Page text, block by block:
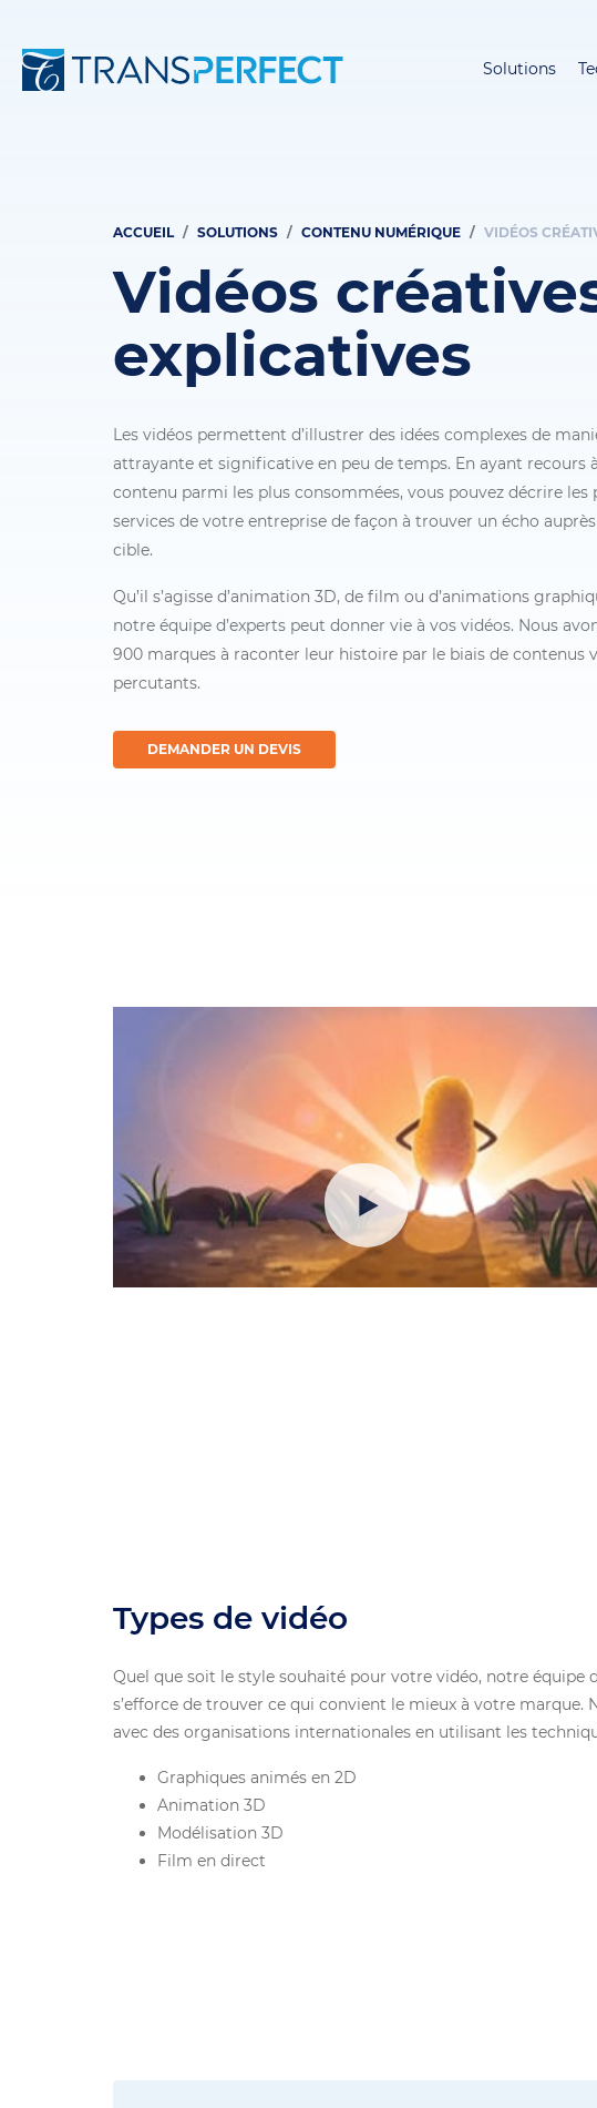
Solutions
Fil
d'Ariane
ACCUEIL SOLUTIONS CONTENU NUMÉRIQUE VIDÉOS
Vidéos
explicatives
Les vidéos permettent d’illustrer des idées complexes de
attrayante et significative en peu de temps. En ayant recours
contenu parmi les plus consommées, vous pouvez décrire les
services de votre entreprise de façon à trouver un écho
cible.
Qu’il s’agisse d’animation 3D, de film ou d’animations
notre équipe d’experts peut donner vie à vos vidéos. Nous
900 marques à raconter leur histoire par le biais de contenus
percutants.
DEMANDER UN DEVIS
Types de vidéo
Quel que soit le style souhaité pour votre vidéo, notre équipe
s’efforce de trouver ce qui convient le mieux à votre marque.
avec des organisations internationales en utilisant les
Graphiques animés en 2D
Animation 3D
Modélisation 3D
Film en direct